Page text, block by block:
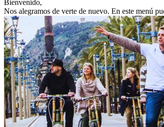
Bienvenido,
Nos alegramos de verte de nuevo. En este menú